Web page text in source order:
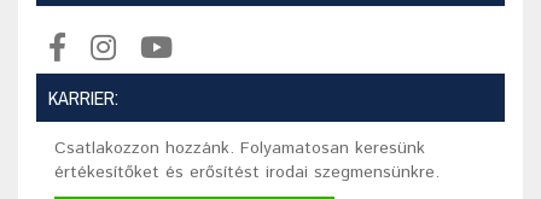
KARRIER:
Csatlakozzon hozzánk. Folyamatosan keresünk
értékesítőket és erősítést irodai szegmensünkre.